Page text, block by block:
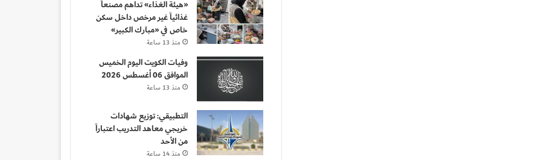
«هيئة الغذاء» تداهم مصنعاً
غذائياً غير مرخص داخل سكن
خاص في «مبارك الكبير»
منذ 13 ساعة
وفيات الكويت اليوم الخميس
الموافق 06 أغسطس 2026
منذ 13 ساعة
التطبيقي: توزيع شهادات
خريجي معاهد التدريب اعتباراً
من الأحد
منذ 14 ساعة